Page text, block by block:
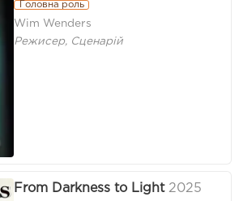
Головна роль
Wim Wenders
Режисер, Сценарій
From Darkness to Light 2025